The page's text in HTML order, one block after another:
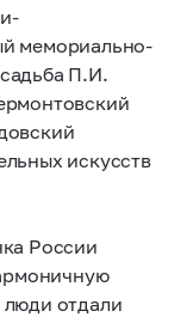
мемориально-
П.И.
искусств
России
отдали